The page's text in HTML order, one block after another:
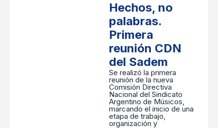
Hechos, no
palabras.
Primera
reunión CDN
del Sadem
Se realizó la primera
reunión de la nueva
Comisión Directiva
Nacional del Sindicato
Argentino de Músicos,
marcando el inicio de una
etapa de trabajo,
organización y